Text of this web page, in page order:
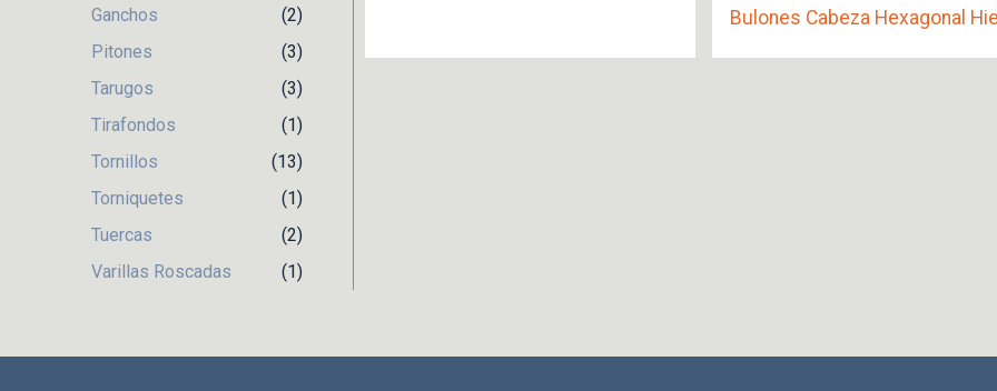
Ganchos
(2)
Pitones
(3)
Tarugos
(3)
Tirafondos
(1)
Tornillos
(13)
Torniquetes
(1)
Tuercas
(2)
Varillas Roscadas
(1)
Bulones Cabeza Hexagonal